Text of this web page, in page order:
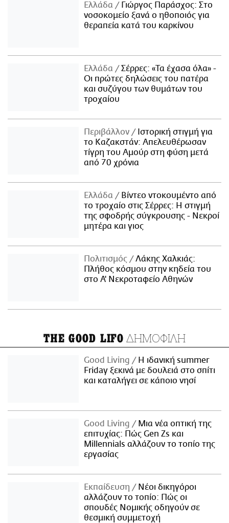
Ελλάδα
Γιώργος Παράσχος: Στο
νοσοκομείο ξανά ο ηθοποιός για
θεραπεία κατά του καρκίνου
Ελλάδα
Σέρρες: «Τα έχασα όλα» -
Οι πρώτες δηλώσεις του πατέρα
και συζύγου των θυμάτων του
τροχαίου
Περιβάλλον
Ιστορική στιγμή για
το Καζακστάν: Απελευθέρωσαν
τίγρη του Αμούρ στη φύση μετά
από 70 χρόνια
Ελλάδα
Βίντεο ντοκουμέντο από
το τροχαίο στις Σέρρες: Η στιγμή
της σφοδρής σύγκρουσης - Νεκροί
μητέρα και γιος
Πολιτισμός
Λάκης Χαλκιάς:
Πλήθος κόσμου στην κηδεία του
στο Α' Νεκροταφείο Αθηνών
THE GOOD LIFO ΔΗΜΟΦΙΛΗ
Good Living
Η ιδανική summer
Friday ξεκινά με δουλειά στο σπίτι
και καταλήγει σε κάποιο νησί
Good Living
Μια νέα οπτική της
επιτυχίας: Πώς Gen Zs και
Millennials αλλάζουν το τοπίο της
εργασίας
Εκπαίδευση
Νέοι δικηγόροι
αλλάζουν το τοπίο: Πώς οι
σπουδές Νομικής οδηγούν σε
θεσμική συμμετοχή